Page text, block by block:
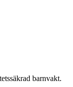
barnvakt.